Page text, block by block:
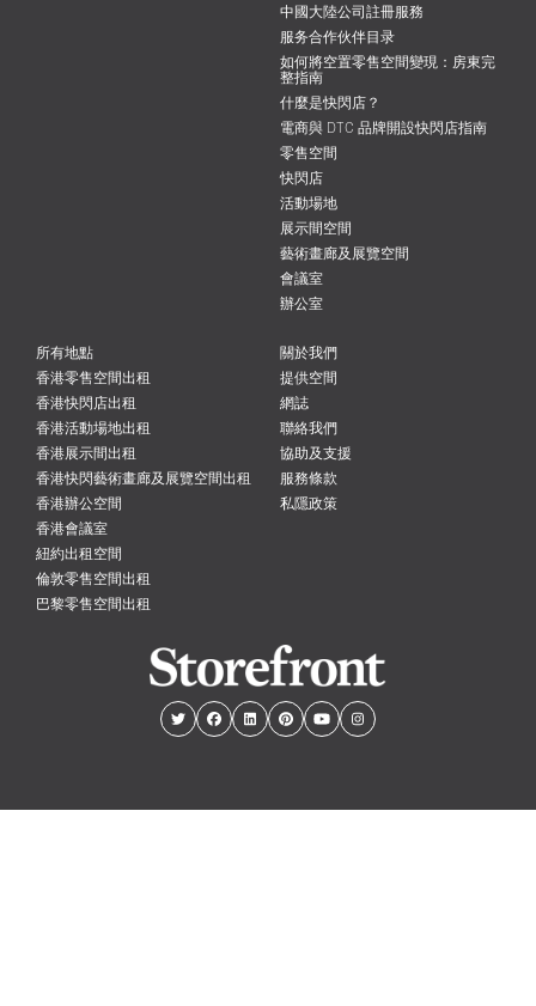
中國大陸公司註冊服務
服务合作伙伴目录
如何將空置零售空間變現：房東完
整指南
什麼是快閃店？
電商與 DTC 品牌開設快閃店指南
零售空間
快閃店
活動場地
展示間空間
藝術畫廊及展覽空間
會議室
辦公室
所有地點
香港零售空間出租
香港快閃店出租
香港活動場地出租
香港展示間出租
香港快閃藝術畫廊及展覽空間出租
香港辦公空間
香港會議室
紐約出租空間
倫敦零售空間出租
巴黎零售空間出租
關於我們
提供空間
網誌
聯絡我們
協助及支援
服務條款
私隱政策